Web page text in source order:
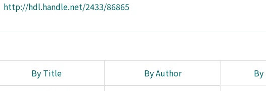
http://hdl.handle.net/2433/86865
By Title By Author By